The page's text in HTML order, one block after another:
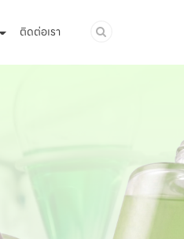
ติดต่อเรา